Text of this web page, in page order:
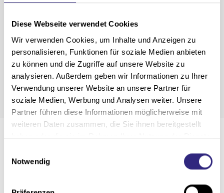
Diese Webseite verwendet Cookies
Wir verwenden Cookies, um Inhalte und Anzeigen zu
personalisieren, Funktionen für soziale Medien anbieten
zu können und die Zugriffe auf unsere Website zu
analysieren. Außerdem geben wir Informationen zu Ihrer
Verwendung unserer Website an unsere Partner für
soziale Medien, Werbung und Analysen weiter. Unsere
Partner führen diese Informationen möglicherweise mit
weiteren Daten zusammen, die Sie ihnen bereitgestellt
haben oder die sie im Rahmen Ihrer Nutzung der Dienste
Notwendig
WAREMA SecuTex-Gewebe A2, Acryl All Weather,
Acryl Standard, Screen, Soltis 92, Twilight Pearl
Montage
Deckenmontage, Wandmontage